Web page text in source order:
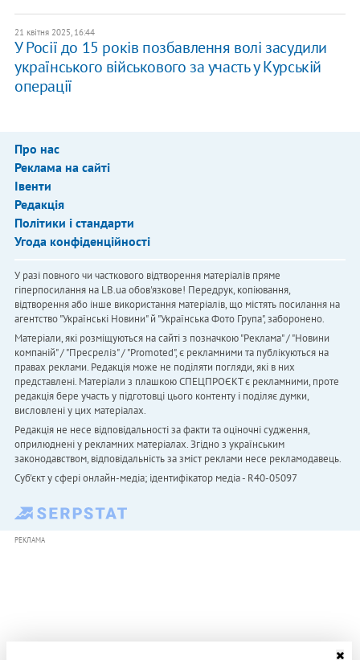
21 квітня 2025, 16:44
У Росії до 15 років позбавлення волі засудили
українського військового за участь у Курській
операції
Про нас
Реклама на сайті
Івенти
Редакція
Політики і стандарти
Угода конфіденційності
У разі повного чи часткового відтворення матеріалів пряме
гіперпосилання на LB.ua обов'язкове! Передрук, копіювання,
відтворення або інше використання матеріалів, що містять посилання на
агентство "Українськi Новини" й "Українська Фото Група", заборонено.
Матеріали, які розміщуються на сайті з позначкою "Реклама" / "Новини
компаній" / "Пресреліз" / "Promoted", є рекламними та публікуються на
правах реклами. Редакція може не поділяти погляди, які в них
представлені. Матеріали з плашкою СПЕЦПРОЄКТ є рекламними, проте
редакція бере участь у підготовці цього контенту і поділяє думки,
висловлені у цих матеріалах.
Редакція не несе відповідальності за факти та оціночні судження,
оприлюднені у рекламних матеріалах. Згідно з українським
законодавством, відповідальність за зміст реклами несе рекламодавець.
Cуб'єкт у сфері онлайн-медіа; ідентифікатор медіа - R40-05097
РЕКЛАМА